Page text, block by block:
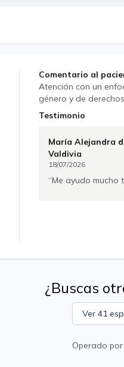
Comentario al
Atención con un
género y de
14 años. En proceso
Testimonio
María Alejandra
Valdivia
18/07/2026
Me ayudo mucho
¿Buscas
Ver 41
Operado por